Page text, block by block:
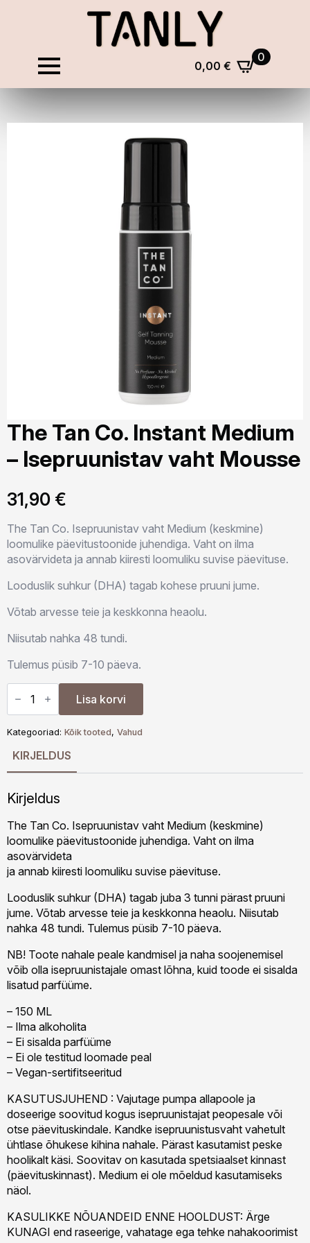
0,00€
0
The Tan Co. Instant Medium
– Isepruunistav vaht Mousse
31,90 €
The Tan Co. Isepruunistav vaht Medium (keskmine)
loomulike päevitustoonide juhendiga. Vaht on ilma
asovärvideta ja annab kiiresti loomuliku suvise päevituse.
Looduslik suhkur (DHA) tagab kohese pruuni jume.
Võtab arvesse teie ja keskkonna heaolu.
Niisutab nahka 48 tundi.
Tulemus püsib 7-10 päeva.
The
Tan
Medium
Isepruunistav
Mousse
Lisa korvi
Kategooriad: Kõik tooted, Vahud
KIRJELDUS
Kirjeldus
The Tan Co. Isepruunistav vaht Medium (keskmine)
loomulike päevitustoonide juhendiga. Vaht on ilma
asovärvideta
ja annab kiiresti loomuliku suvise päevituse.
Looduslik suhkur (DHA) tagab juba 3 tunni pärast pruuni
jume. Võtab arvesse teie ja keskkonna heaolu. Niisutab
nahka 48 tundi. Tulemus püsib 7-10 päeva.
NB! Toote nahale peale kandmisel ja naha soojenemisel
võib olla isepruunistajale omast lõhna, kuid toode ei sisalda
lisatud parfüüme.
– 150 ML
– Ilma alkoholita
– Ei sisalda parfüüme
– Ei ole testitud loomade peal
– Vegan-sertifitseeritud
KASUTUSJUHEND : Vajutage pumpa allapoole ja
doseerige soovitud kogus isepruunistajat peopesale või
otse päevituskindale. Kandke isepruunistusvaht vahetult
ühtlase õhukese kihina nahale. Pärast kasutamist peske
hoolikalt käsi. Soovitav on kasutada spetsiaalset kinnast
(päevituskinnast). Medium ei ole mõeldud kasutamiseks
näol.
KASULIKKE NÕUANDEID ENNE HOOLDUST: Ärge
KUNAGI end raseerige, vahatage ega tehke nahakoorimist